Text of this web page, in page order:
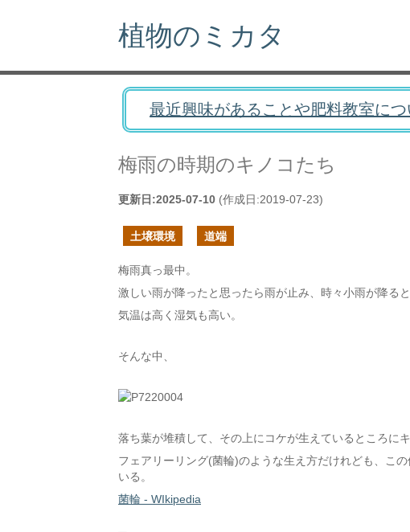
植物のミカタ
最近興味があることや肥料教室に
梅雨の時期のキノコたち
更新日:2025-07-10 (作成日:2019-07-23)
土壌環境 道端
梅雨真っ最中。
激しい雨が降ったと思ったら雨が止み、時々小雨が降ると
気温は高く湿気も高い。
そんな中、
落ち葉が堆積して、その上にコケが生えているところにキ
フェアリーリング(菌輪)のような生え方だけれども、こ
いる。
菌輪 - WIkipedia